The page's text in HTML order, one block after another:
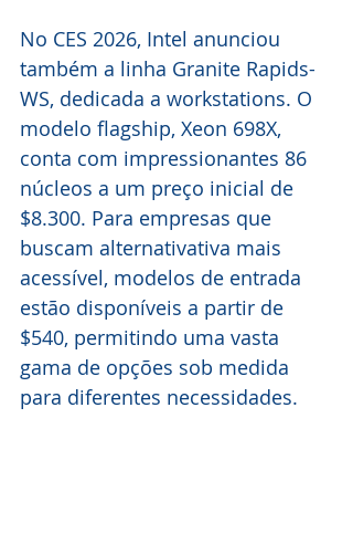
No CES 2026, Intel anunciou
também a linha Granite Rapids-
WS, dedicada a workstations. O
modelo flagship, Xeon 698X,
conta com impressionantes 86
núcleos a um preço inicial de
$8.300. Para empresas que
buscam alternativativa mais
acessível, modelos de entrada
estão disponíveis a partir de
$540, permitindo uma vasta
gama de opções sob medida
para diferentes necessidades.